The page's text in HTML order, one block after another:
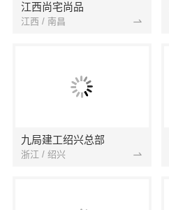
江西尚宅尚品
江西 / 南昌
九局建工绍兴总部
浙江 / 绍兴